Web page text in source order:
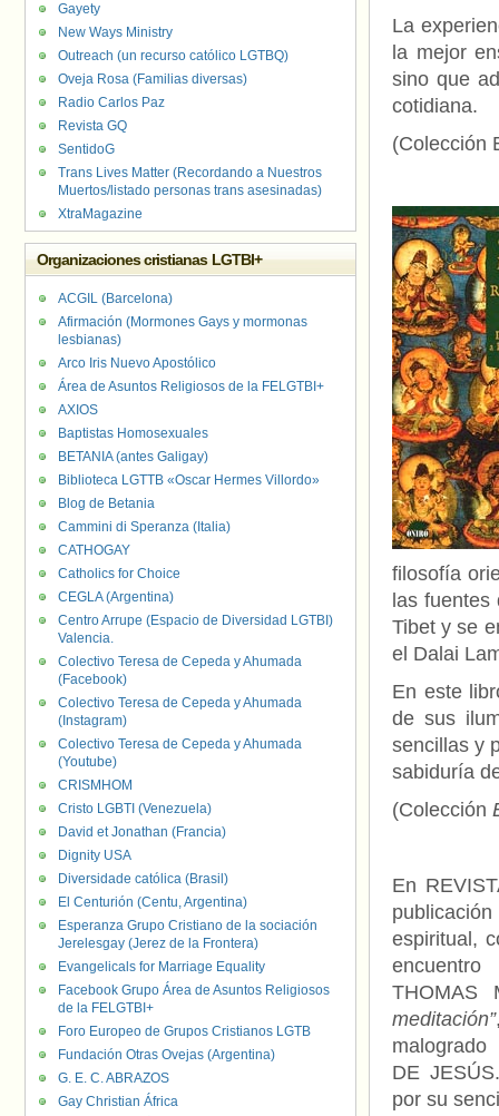
La
la mejor
sino que
cotidiana.
(Colección
filosofía
las
Tibet y se
el Dalai
En este
de sus
sencillas y
sabiduría
(Colección
En
espiritual,
THOMAS
meditación”
DE
por su
Gayety
New Ways Ministry
Outreach (un recurso católico LGTBQ)
Oveja Rosa (Familias diversas)
Radio Carlos Paz
Revista GQ
SentidoG
Trans Lives Matter (Recordando a Nuestros
Muertos/listado personas trans asesinadas)
XtraMagazine
Organizaciones cristianas LGTBI+
ACGIL (Barcelona)
Afirmación (Mormones Gays y mormonas
lesbianas)
Arco Iris Nuevo Apostólico
Área de Asuntos Religiosos de la FELGTBI+
AXIOS
Baptistas Homosexuales
BETANIA (antes Galigay)
Biblioteca LGTTB «Oscar Hermes Villordo»
Blog de Betania
Cammini di Speranza (Italia)
CATHOGAY
Catholics for Choice
CEGLA (Argentina)
Centro Arrupe (Espacio de Diversidad LGTBI)
Valencia.
Colectivo Teresa de Cepeda y Ahumada
(Facebook)
Colectivo Teresa de Cepeda y Ahumada
(Instagram)
Colectivo Teresa de Cepeda y Ahumada
(Youtube)
CRISMHOM
Cristo LGBTI (Venezuela)
David et Jonathan (Francia)
Dignity USA
Diversidade católica (Brasil)
El Centurión (Centu, Argentina)
Esperanza Grupo Cristiano de la sociación
Jerelesgay (Jerez de la Frontera)
Evangelicals for Marriage Equality
Facebook Grupo Área de Asuntos Religiosos
de la FELGTBI+
Foro Europeo de Grupos Cristianos LGTB
Fundación Otras Ovejas (Argentina)
G. E. C. ABRAZOS
Gay Christian África